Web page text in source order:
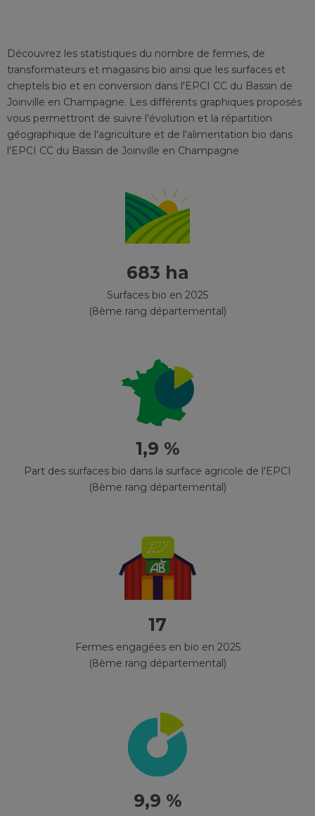
Découvrez les statistiques du nombre de fermes, de
transformateurs et magasins bio ainsi que les surfaces et
cheptels bio et en conversion dans l'EPCI CC du Bassin de
Joinville en Champagne. Les différents graphiques proposés
vous permettront de suivre l'évolution et la répartition
géographique de l'agriculture et de l'alimentation bio dans
l'EPCI CC du Bassin de Joinville en Champagne
683 ha
Surfaces bio en 2025
(8ème rang départemental)
1,9 %
Part des surfaces bio dans la surface agricole de l'EPCI
(8ème rang départemental)
17
Fermes engagées en bio en 2025
(8ème rang départemental)
9,9 %